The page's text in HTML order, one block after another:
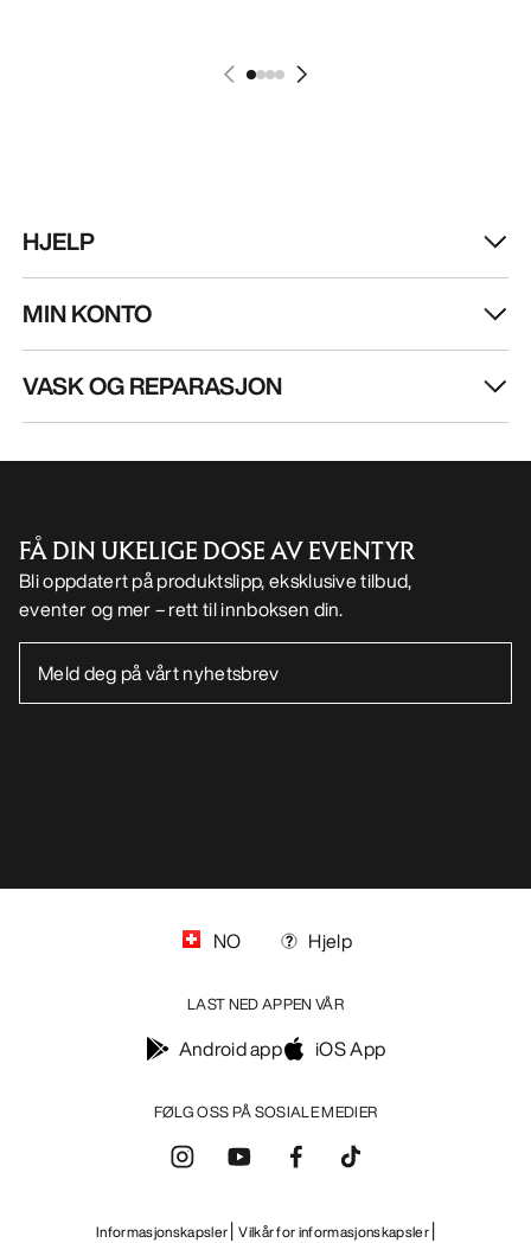
HJELP
MIN KONTO
VASK OG REPARASJON
FÅ DIN UKELIGE DOSE AV EVENTYR
Bli oppdatert på produktslipp, eksklusive tilbud,
eventer og mer – rett til innboksen din.
FØLG OSS PÅ SOSIALE MEDIER
NO Hjelp
LAST NED APPEN VÅR
Android app iOS App
Informasjonskapsler Vilkår for informasjonskapsler